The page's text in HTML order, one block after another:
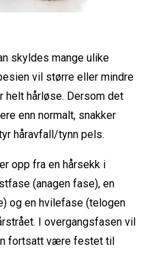
skyldes mange ulike
vil større eller mindre
helt hårløse. Dersom det
enn normalt, snakker
håravfall/tynn pels.
opp fra en hårsekk i
(anagen fase), en
og en hvilefase (telogen
I overgangsfasen vil
fortsatt være festet til